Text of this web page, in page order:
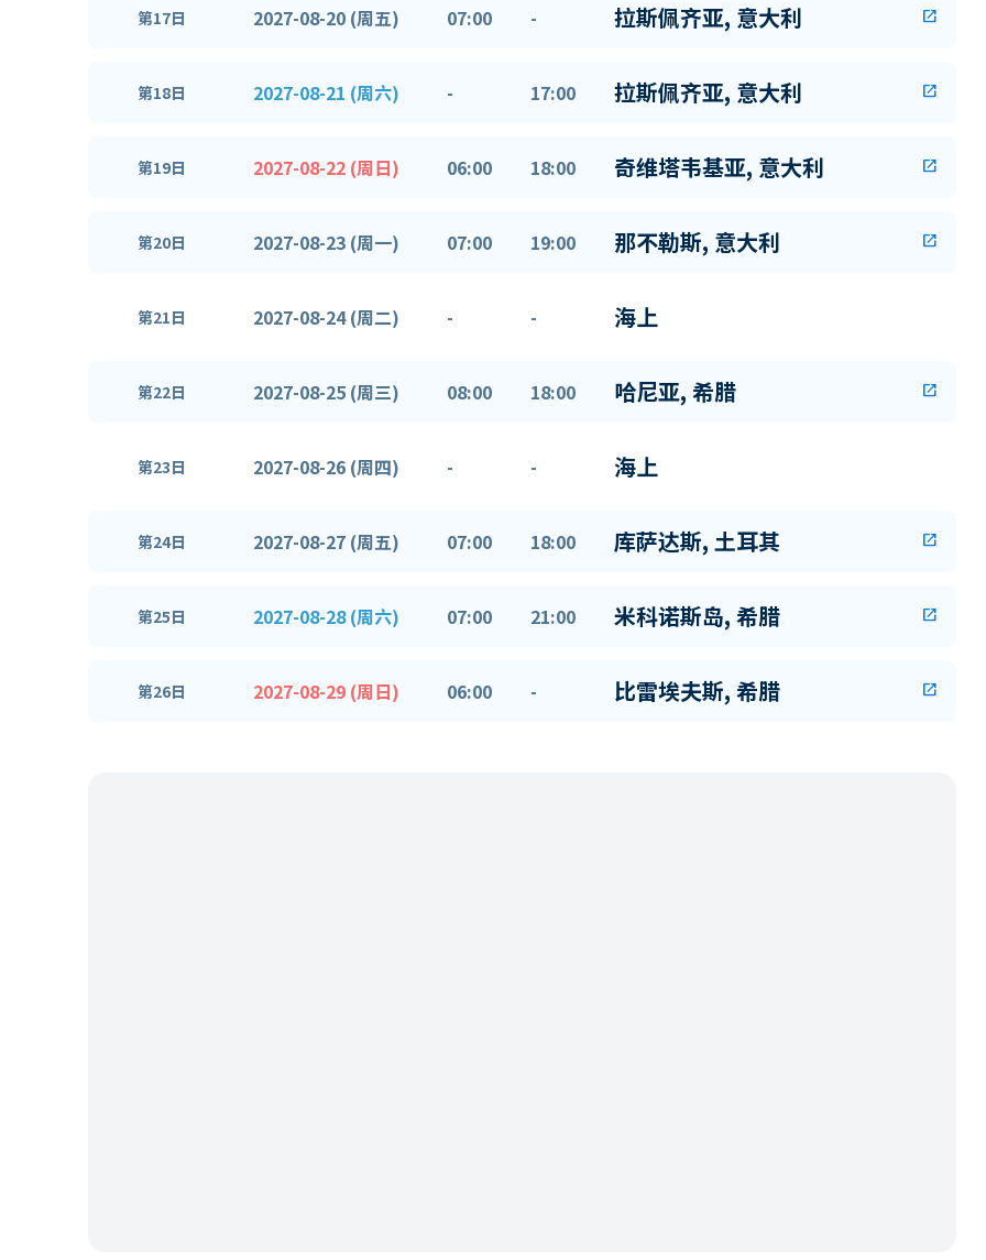
第17日 2027-08-20 (周五) 07:00 - 拉斯佩齐亚, 意大利 open_in_new
第18日 2027-08-21 (周六) - 17:00 拉斯佩齐亚, 意大利 open_in_new
第19日 2027-08-22 (周日) 06:00 18:00 奇维塔韦基亚, 意大利 open_in_new
第20日 2027-08-23 (周一) 07:00 19:00 那不勒斯, 意大利 open_in_new
第21日 2027-08-24 (周二) - - 海上
第22日 2027-08-25 (周三) 08:00 18:00 哈尼亚, 希腊 open_in_new
第23日 2027-08-26 (周四) - - 海上
第24日 2027-08-27 (周五) 07:00 18:00 库萨达斯, 土耳其 open_in_new
第25日 2027-08-28 (周六) 07:00 21:00 米科诺斯岛, 希腊 open_in_new
第26日 2027-08-29 (周日) 06:00 - 比雷埃夫斯, 希腊 open_in_new